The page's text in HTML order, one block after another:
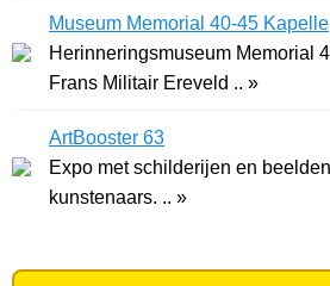
Museum Memorial 40-45 Kapelle
Herinneringsmuseum Memorial
Frans Militair Ereveld .. »
ArtBooster 63
Expo met schilderijen en
kunstenaars. .. »